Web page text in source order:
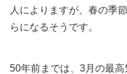
人によりますが、春の季
らになるそうです。
50年前までは、3月の最